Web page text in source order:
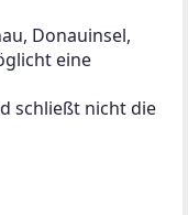
Donauinsel,
eine
schließt nicht die